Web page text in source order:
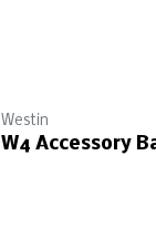
Westin
W4 Accessory